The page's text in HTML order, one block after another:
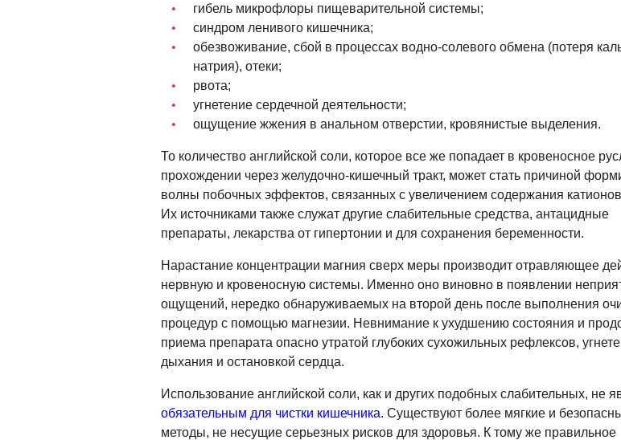
гибель микрофлоры пищеварительной системы;
синдром ленивого кишечника;
обезвоживание, сбой в процессах водно-солевого обмена (потеря
натрия), отеки;
рвота;
угнетение сердечной деятельности;
ощущение жжения в анальном отверстии, кровянистые выделения.
То количество английской соли, которое все же попадает в кровеносное
прохождении через желудочно-кишечный тракт, может стать причиной
волны побочных эффектов, связанных с увеличением содержания
Их источниками также служат другие слабительные средства, антацидные
препараты, лекарства от гипертонии и для сохранения беременности.
Нарастание концентрации магния сверх меры производит отравляющее
нервную и кровеносную системы. Именно оно виновно в появлении
ощущений, нередко обнаруживаемых на второй день после выполнения
процедур с помощью магнезии. Невнимание к ухудшению состояния и
приема препарата опасно утратой глубоких сухожильных рефлексов,
дыхания и остановкой сердца.
Использование английской соли, как и других подобных слабительных, не
обязательным для чистки кишечника. Существуют более мягкие и
методы, не несущие серьезных рисков для здоровья. К тому же правильное